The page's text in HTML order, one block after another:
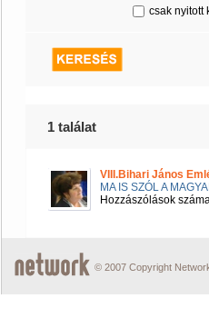
csak nyitott
1 találat
VIII.Bihari János
MA IS SZÓL A
Hozzászólások
© 2007 Copyright